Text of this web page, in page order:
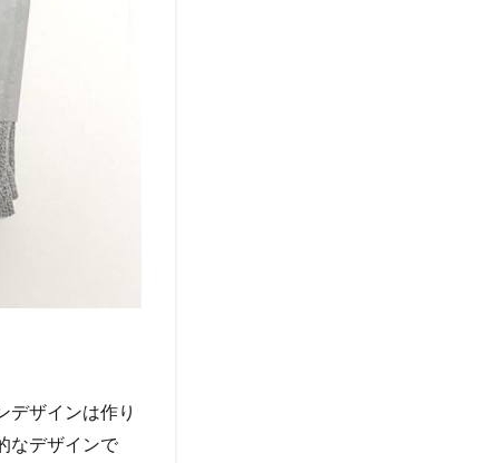
デザインは作り
なデザインで